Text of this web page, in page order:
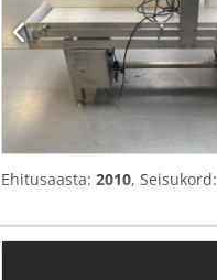
Ehitusaasta: 2010, Seisukord: